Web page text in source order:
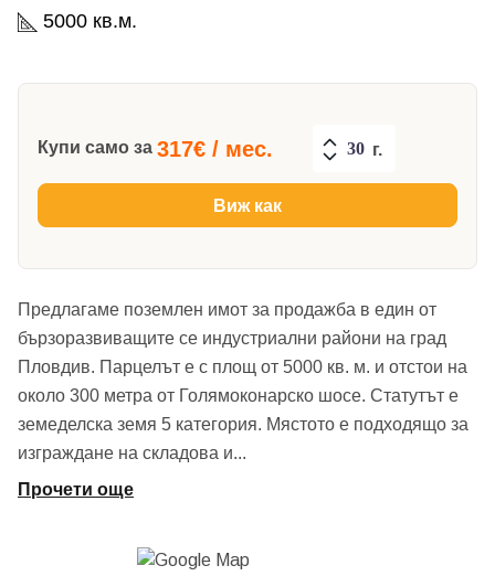
5000 кв.м.
Купи само за 317€ / мес. г.
Виж как
Предлагаме поземлен имот за продажба в един от
бързоразвиващите се индустриални райони на град
Пловдив. Парцелът е с площ от 5000 кв. м. и отстои на
около 300 метра от Голямоконарско шосе. Статутът е
земеделска земя 5 категория. Мястото е подходящо за
изграждане на складова и...
Прочети още